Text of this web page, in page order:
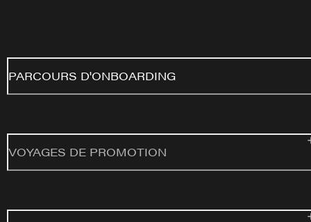
PARCOURS D'ONBOARDING
VOYAGES DE PROMOTION